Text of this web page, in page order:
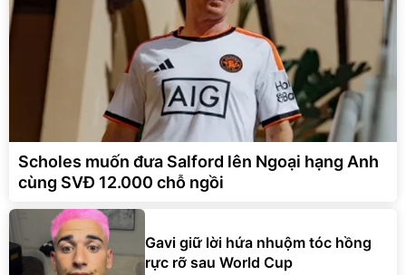
Scholes muốn đưa Salford lên Ngoại hạng Anh
cùng SVĐ 12.000 chỗ ngồi
Gavi giữ lời hứa nhuộm tóc hồng
rực rỡ sau World Cup